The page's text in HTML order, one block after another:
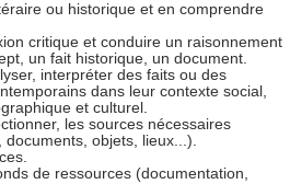
ou historique et en comprendre
critique et conduire un raisonnement
un fait historique, un document.
interpréter des faits ou des
dans leur contexte social,
et culturel.
les sources nécessaires
objets, lieux...).
de ressources (documentation,